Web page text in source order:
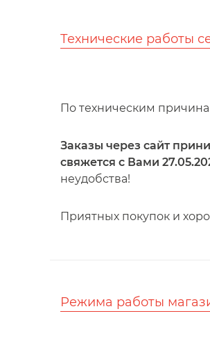
Технические работы
По техническим
Заказы через сайт
свяжется с Вами
неудобства!
Приятных покупок и
Режима работы